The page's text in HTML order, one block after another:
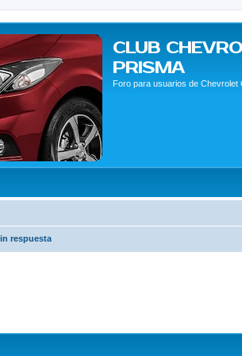
CLUB
PRISMA
Foro para usuarios de Chevrolet
respuesta